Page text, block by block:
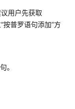
用户先获取
按普罗语句添加”方
。